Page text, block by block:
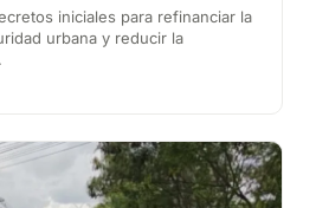
iniciales para refinanciar la
urbana y reducir la